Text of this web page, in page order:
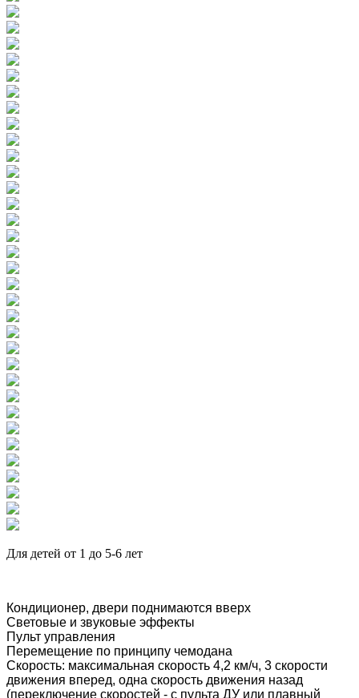
Для детей от 1 до 5-6 лет
Кондиционер, двери поднимаются вверх
Световые и звуковые эффекты
Пульт управления
Перемещение по принципу чемодана
Скорость: максимальная скорость 4,2 км/ч, 3 скорости
движения вперед, одна скорость движения назад
(переключение скоростей - с пульта ДУ или плавный